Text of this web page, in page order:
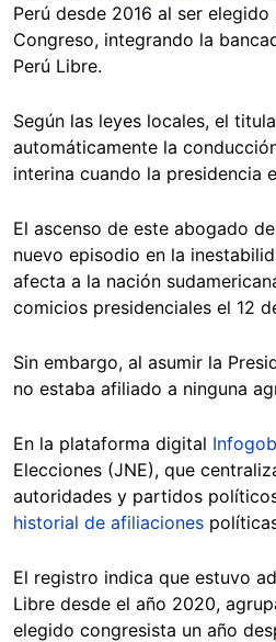
Perú desde 2016 al ser
Congreso, integrando la
Perú Libre.
Según las leyes locales, el
automáticamente la
interina cuando la presidencia
El ascenso de este abogado
nuevo episodio en la
afecta a la nación
comicios presidenciales el 12
Sin embargo, al asumir la
no estaba afiliado a ninguna
En la plataforma digital Infogob
Elecciones (JNE), que
autoridades y partidos
historial de afiliaciones
El registro indica que estuvo
Libre desde el año 2020,
elegido congresista un año